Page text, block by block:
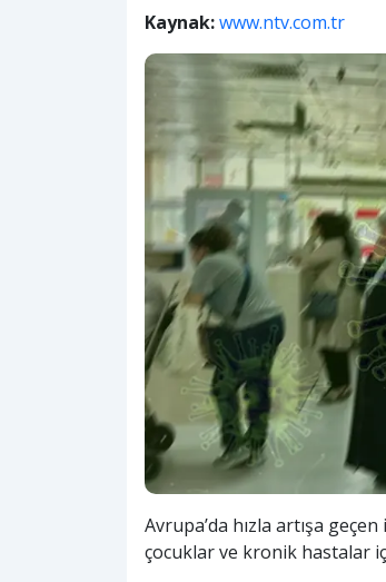
Kaynak:www.ntv.com.tr
Avrupa’da hızla artışa
çocuklar ve kronik hastalar